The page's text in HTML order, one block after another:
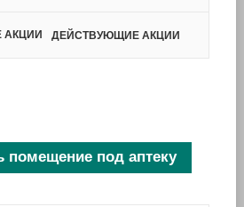
ДЕЙСТВУЮЩИЕ АКЦИИ
помещение под аптеку